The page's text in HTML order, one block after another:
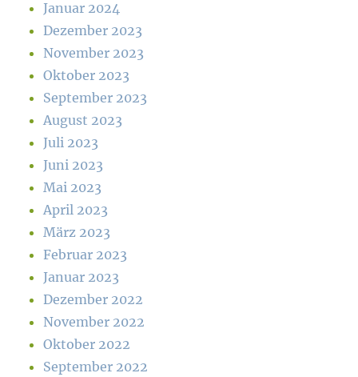
Januar 2024
Dezember 2023
November 2023
Oktober 2023
September 2023
August 2023
Juli 2023
Juni 2023
Mai 2023
April 2023
März 2023
Februar 2023
Januar 2023
Dezember 2022
November 2022
Oktober 2022
September 2022